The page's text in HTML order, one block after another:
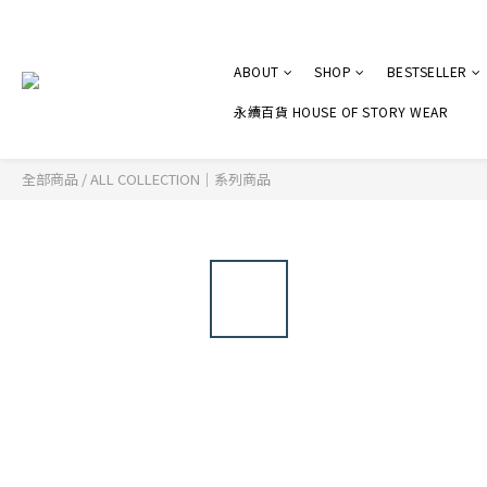
ABOUT SHOP BESTSELLER
永續百貨 HOUSE OF STORY WEAR
全部商品 /ALL COLLECTION｜系列商品